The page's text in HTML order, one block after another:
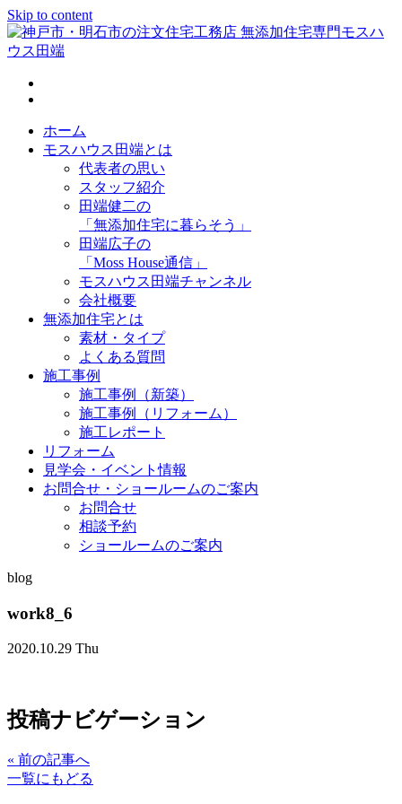
Skip to content
神戸市・明石市の注文住宅工務店 無添加住宅専門モスハウス
田端
ホーム
モスハウス田端とは
代表者の思い
スタッフ紹介
田端健二の
「無添加住宅に暮らそう」
田端広子の
「Moss House通信」
モスハウス田端チャンネル
会社概要
無添加住宅とは
素材・タイプ
よくある質問
施工事例
施工事例（新築）
施工事例（リフォーム）
施工レポート
リフォーム
見学会・イベント情報
お問合せ・ショールームのご案内
お問合せ
相談予約
ショールームのご案内
blog
work8_6
2020.10.29 Thu
投稿ナビゲーション
« 前の記事へ
一覧にもどる